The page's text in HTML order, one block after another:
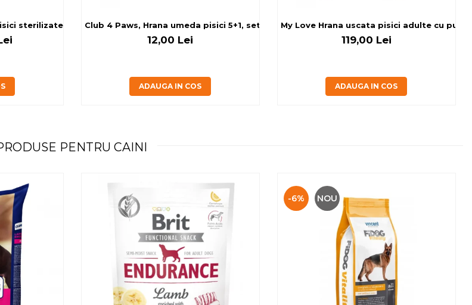
set 3+1, 4*0,085kg
sterilizate, diferite arome, (3+1), 0.34kg
Club 4 Paws, Hrana umeda pisici 5+1, set 6x80 g
12,00 Lei
ADAUGA IN COS
My Love Hrana uscata pisici adulte cu pui,
119,00 Lei
ADAUGA IN COS
PENTRU CAINI
-6% NOU